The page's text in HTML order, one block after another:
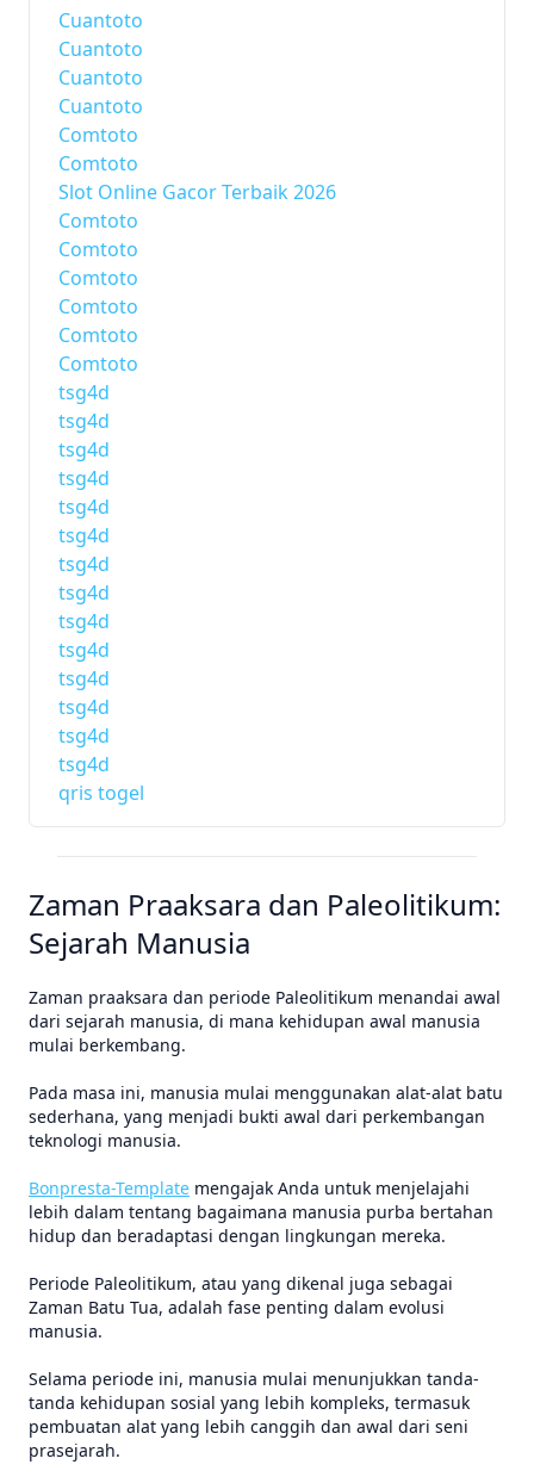
Cuantoto
Cuantoto
Cuantoto
Cuantoto
Comtoto
Comtoto
Slot Online Gacor Terbaik 2026
Comtoto
Comtoto
Comtoto
Comtoto
Comtoto
Comtoto
tsg4d
tsg4d
tsg4d
tsg4d
tsg4d
tsg4d
tsg4d
tsg4d
tsg4d
tsg4d
tsg4d
tsg4d
tsg4d
tsg4d
qris togel
Zaman Praaksara dan Paleolitikum:
Sejarah Manusia
Zaman praaksara dan periode Paleolitikum menandai awal
dari sejarah manusia, di mana kehidupan awal manusia
mulai berkembang.
Pada masa ini, manusia mulai menggunakan alat-alat batu
sederhana, yang menjadi bukti awal dari perkembangan
teknologi manusia.
Bonpresta-Template mengajak Anda untuk menjelajahi
lebih dalam tentang bagaimana manusia purba bertahan
hidup dan beradaptasi dengan lingkungan mereka.
Periode Paleolitikum, atau yang dikenal juga sebagai
Zaman Batu Tua, adalah fase penting dalam evolusi
manusia.
Selama periode ini, manusia mulai menunjukkan tanda-
tanda kehidupan sosial yang lebih kompleks, termasuk
pembuatan alat yang lebih canggih dan awal dari seni
prasejarah.